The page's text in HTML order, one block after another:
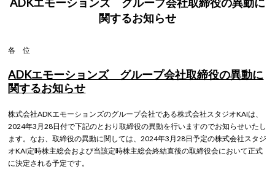
関するお知らせ
各 位
ADKエモーションズ グループ会社取締役の異動に
関するお知らせ
株式会社ADKエモーションズのグループ会社である株式会社スタジオKAIは、
2024年3月28日付で下記のとおり取締役の異動を行いますのでお知らせいたし
ます。なお、取締役の異動に関しては、2024年3月28日予定の株式会社スタジ
オKAI定時株主総会および当該定時株主総会終結直後の取締役会において正式
に決定される予定です。